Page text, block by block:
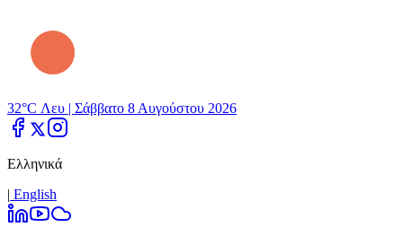
32°C Λευ | Σάββατο 8 Αυγούστου 2026
Ελληνικά
| Εnglish